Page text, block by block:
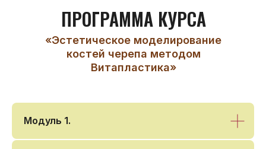
ПРОГРАММА КУРСА
«Эстетическое моделирование
костей черепа методом
Витапластика»
Модуль 1.